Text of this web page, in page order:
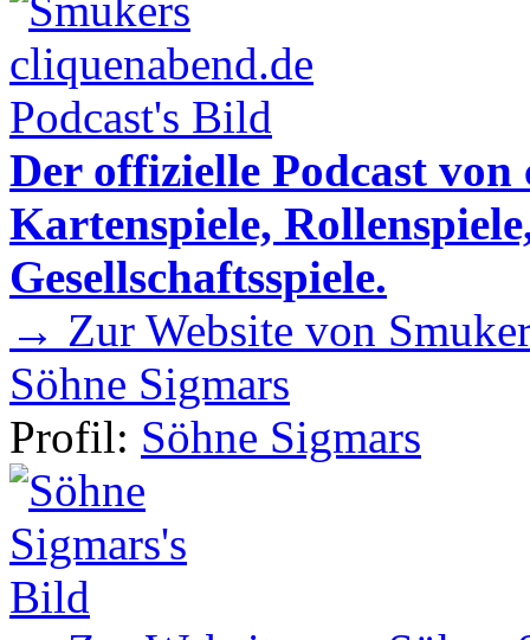
Der offizielle Podcast
Kartenspiele,
Gesellschaftsspiele.
→ Zur Website von
Söhne Sigmars
Profil: Söhne Sigmars